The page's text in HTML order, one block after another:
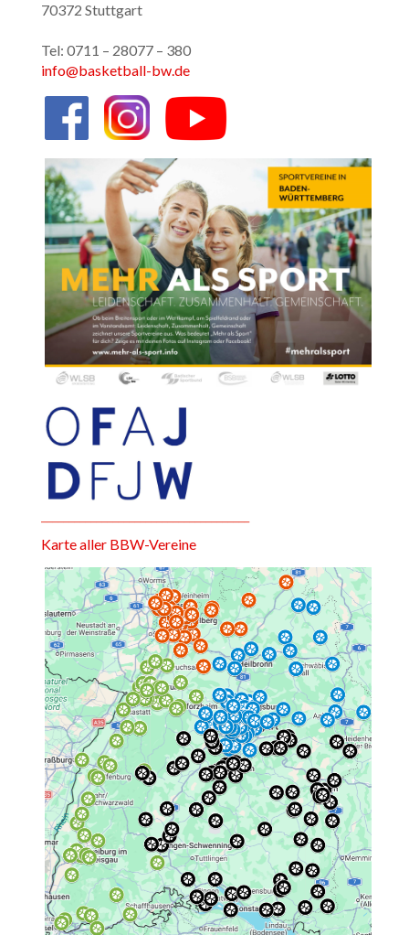
70372 Stuttgart
Tel: 0711 – 28077 – 380
info@basketball-bw.de
Karte aller BBW-Vereine